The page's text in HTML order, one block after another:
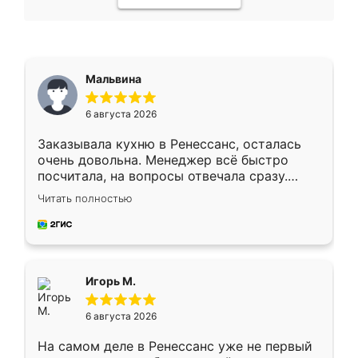
Мальвина
6 августа 2026
Заказывала кухню в Ренессанс, осталась
очень довольна. Менеджер всё быстро
посчитала, на вопросы отвечала сразу.
Замерщик приехал в субботу, подошёл к
делу со всей ответственностью. Собрали
за день, ребята работали аккуратно, даже
Читать полностью
Игорь М.
6 августа 2026
На самом деле в Ренессанс уже не первый